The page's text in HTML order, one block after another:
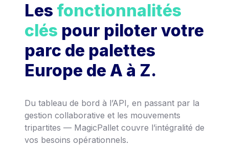
Les fonctionnalités
clés pour piloter votre
parc de palettes
Europe de A à Z.
Du tableau de bord à l’API, en passant par la
gestion collaborative et les mouvements
tripartites — MagicPallet couvre l’intégralité de
vos besoins opérationnels.